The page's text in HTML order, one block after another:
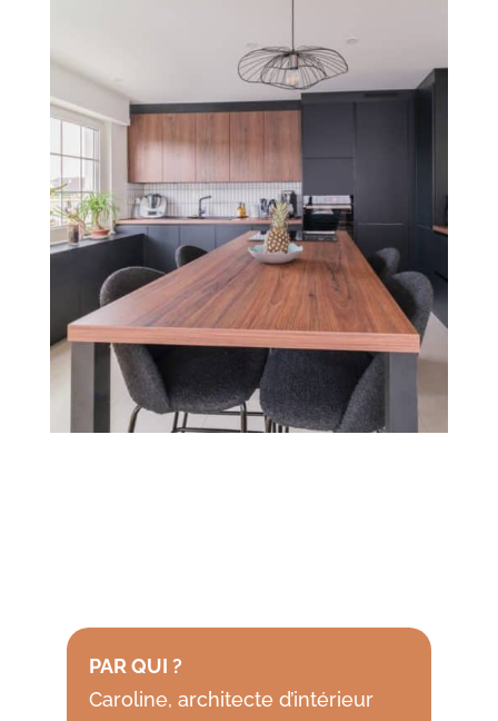
PAR QUI ?
Caroline, architecte d’intérieur